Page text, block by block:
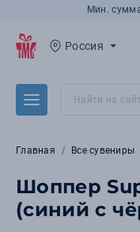
Мин.
Россия
Главная Все сувениры
Шоппер
(синий с